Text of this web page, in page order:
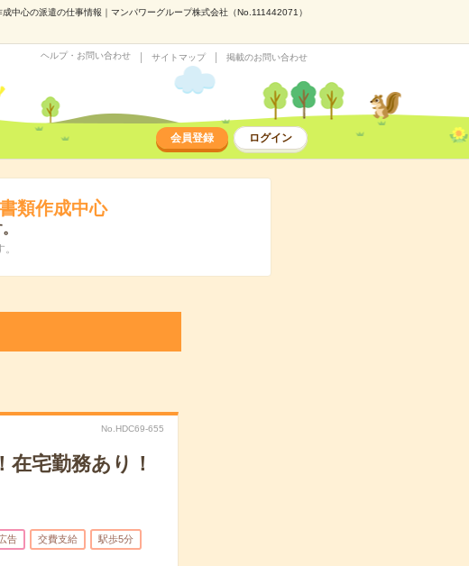
中心の派遣の仕事情報｜マンパワーグループ株式会社（No.111442071）
ヘルプ・お問い合わせ サイトマップ 掲載のお問い合わせ
会員登録 ログイン
類作成中心
No.HDC69-655
宅勤務あり！
告 交費支給 駅歩5分